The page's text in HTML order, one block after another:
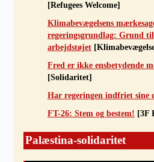
[Refugees Welcome]
Klimabevægelsens
regeringsgrundlag: Grund
arbejdstøjet
Fred er ikke ensbetydende
[Solidaritet]
Har regeringen indfriet sine
FT-26: Stem og bestem! [3F
Palæstina-solidaritet